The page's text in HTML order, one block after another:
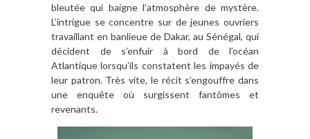
bleutée qui baigne l’atmosphère de mystère.
L’intrigue se concentre sur de jeunes ouvriers
travaillant en banlieue de Dakar, au Sénégal, qui
décident de s’enfuir à bord de l’océan
Atlantique lorsqu’ils constatent les impayés de
leur patron. Très vite, le récit s’engouffre dans
une enquête où surgissent fantômes et
revenants.